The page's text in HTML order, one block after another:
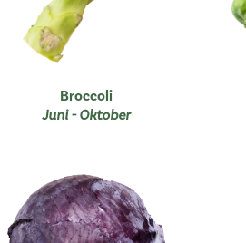
Broccoli
Juni - Oktober